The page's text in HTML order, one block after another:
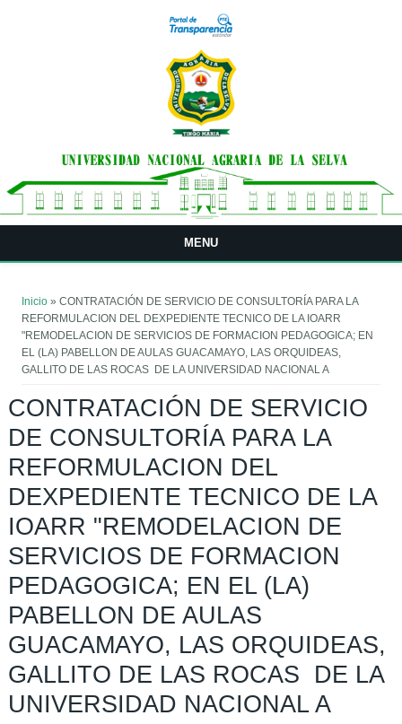
MENU
Usted está aquí
Inicio » CONTRATACIÓN DE SERVICIO DE CONSULTORÍA PARA LA
REFORMULACION DEL DEXPEDIENTE TECNICO DE LA IOARR
"REMODELACION DE SERVICIOS DE FORMACION PEDAGOGICA; EN
EL (LA) PABELLON DE AULAS GUACAMAYO, LAS ORQUIDEAS,
GALLITO DE LAS ROCAS DE LA UNIVERSIDAD NACIONAL A
CONTRATACIÓN DE SERVICIO
DE CONSULTORÍA PARA LA
REFORMULACION DEL
DEXPEDIENTE TECNICO DE LA
IOARR "REMODELACION DE
SERVICIOS DE FORMACION
PEDAGOGICA; EN EL (LA)
PABELLON DE AULAS
GUACAMAYO, LAS ORQUIDEAS,
GALLITO DE LAS ROCAS DE LA
UNIVERSIDAD NACIONAL A